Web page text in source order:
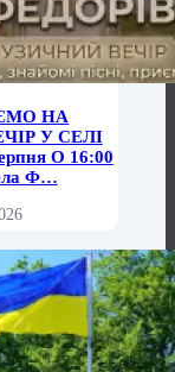
НА
У СЕЛІ
О 16:00
Ф…